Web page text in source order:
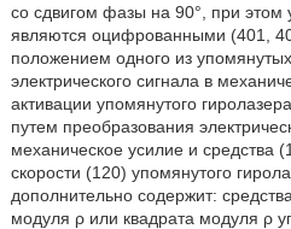
со сдвигом фазы на 90°, при
являются оцифрованными (401,
положением одного из
электрического сигнала в
активации упомянутого
путем преобразования
механическое усилие и средства
скорости (120) упомянутого
дополнительно содержит:
модуля ρ или квадрата модуля ρ